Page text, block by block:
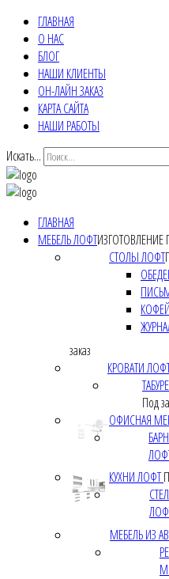
ГЛАВНАЯ
О НАС
БЛОГ
НАШИ КЛИЕНТЫ
ОН-ЛАЙН ЗАКАЗ
КАРТА САЙТА
НАШИ РАБОТЫ
Искать...
ГЛАВНАЯ
МЕБЕЛЬ ЛОФТИЗГОТОВЛЕНИЕ
СТОЛЫ ЛОФТ
заказ
КРОВАТИ
Под
ОФИСНАЯ
КУХНИ ЛОФТ
МЕБЕЛЬ ИЗ